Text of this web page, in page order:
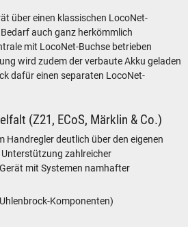
über einen klassischen LocoNet-
auch ganz herkömmlich
mit LocoNet-Buchse betrieben
wird zudem der verbaute Akku geladen
dafür einen separaten LocoNet-
(Z21, ECoS, Märklin & Co.)
Handregler deutlich über den eigenen
zahlreicher
mit Systemen namhafter
Komponenten)